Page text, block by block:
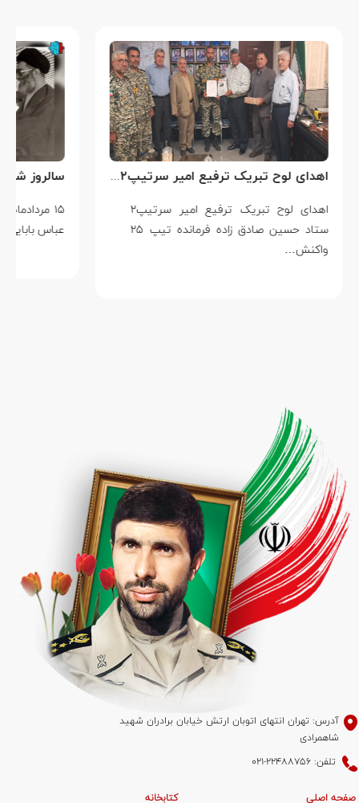
اهدای لوح تبریک ترفیع امیر سرتیپ۲ ستاد حسین صادق زاده فرمانده تیپ ۲۵ واکنش سریع شهید آبگون نزاجا مستقر در تبریز
اهدای لوح تبریک ترفیع امیر سرتیپ۲
ستاد حسین صادق زاده فرمانده تیپ ۲۵
واکنش…
۱۵
عباس بابایی
آدرس: تهران انتهای اتوبان ارتش خیابان برادران شهید
شاهمرادی
تلفن: 22488756-021
صفحه اصلی کتابخانه